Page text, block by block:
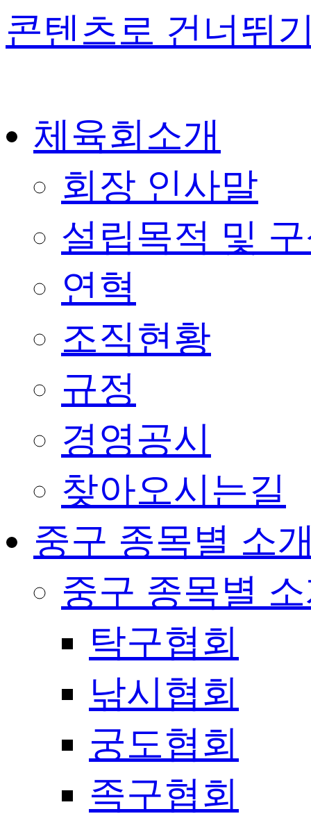
콘텐츠로 건너뛰
체육회소개
회장 인사말
설립목적 및
연혁
조직현황
규정
경영공시
찾아오시는길
중구 종목별 소
중구 종목별
탁구협회
낚시협회
궁도협회
족구협회